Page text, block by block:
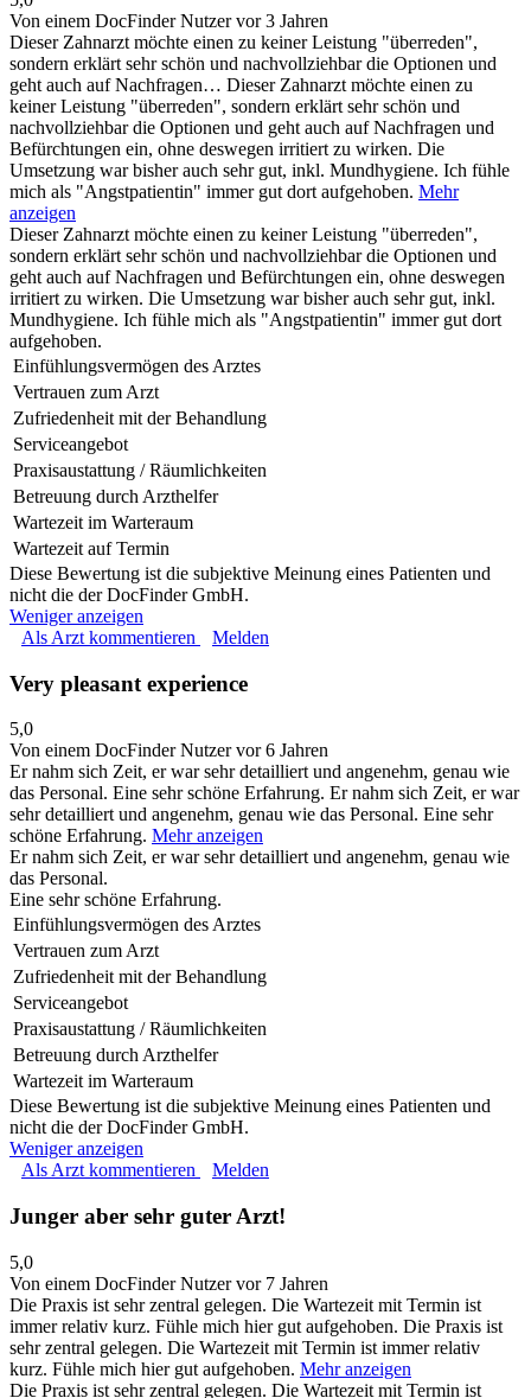
Von einem DocFinder Nutzervor 3 Jahren
Dieser Zahnarzt möchte einen zu keiner Leistung "überreden",
sondern erklärt sehr schön und nachvollziehbar die Optionen und
geht auch auf Nachfragen… Dieser Zahnarzt möchte einen zu
keiner Leistung "überreden", sondern erklärt sehr schön und
nachvollziehbar die Optionen und geht auch auf Nachfragen und
Befürchtungen ein, ohne deswegen irritiert zu wirken. Die
Umsetzung war bisher auch sehr gut, inkl. Mundhygiene. Ich fühle
mich als "Angstpatientin" immer gut dort aufgehoben. Mehr
anzeigen
Dieser Zahnarzt möchte einen zu keiner Leistung "überreden",
sondern erklärt sehr schön und nachvollziehbar die Optionen und
geht auch auf Nachfragen und Befürchtungen ein, ohne deswegen
irritiert zu wirken. Die Umsetzung war bisher auch sehr gut, inkl.
Mundhygiene. Ich fühle mich als "Angstpatientin" immer gut dort
aufgehoben.
Einfühlungsvermögen des Arztes
Vertrauen zum Arzt
Zufriedenheit mit der Behandlung
Serviceangebot
Praxisaustattung / Räumlichkeiten
Betreuung durch Arzthelfer
Wartezeit im Warteraum
Wartezeit auf Termin
Diese Bewertung ist die subjektive Meinung eines Patienten und
nicht die der DocFinder GmbH.
Weniger anzeigen
Als Arzt kommentieren
Melden
Very pleasant experience
5,0
Von einem DocFinder Nutzervor 6 Jahren
Er nahm sich Zeit, er war sehr detailliert und angenehm, genau wie
das Personal. Eine sehr schöne Erfahrung. Er nahm sich Zeit, er war
sehr detailliert und angenehm, genau wie das Personal. Eine sehr
schöne Erfahrung. Mehr anzeigen
Er nahm sich Zeit, er war sehr detailliert und angenehm, genau wie
das Personal.
Eine sehr schöne Erfahrung.
Einfühlungsvermögen des Arztes
Vertrauen zum Arzt
Zufriedenheit mit der Behandlung
Serviceangebot
Praxisaustattung / Räumlichkeiten
Betreuung durch Arzthelfer
Wartezeit im Warteraum
Diese Bewertung ist die subjektive Meinung eines Patienten und
nicht die der DocFinder GmbH.
Weniger anzeigen
Als Arzt kommentieren
Melden
Junger aber sehr guter Arzt!
5,0
Von einem DocFinder Nutzervor 7 Jahren
Die Praxis ist sehr zentral gelegen. Die Wartezeit mit Termin ist
immer relativ kurz. Fühle mich hier gut aufgehoben. Die Praxis ist
sehr zentral gelegen. Die Wartezeit mit Termin ist immer relativ
kurz. Fühle mich hier gut aufgehoben. Mehr anzeigen
Die Praxis ist sehr zentral gelegen. Die Wartezeit mit Termin ist